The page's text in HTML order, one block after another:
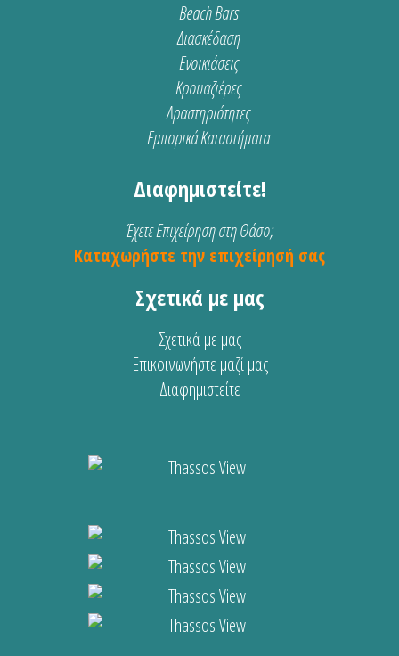
Beach Bars
Διασκέδαση
Ενοικιάσεις
Κρουαζιέρες
Δραστηριότητες
Εμπορικά Καταστήματα
Διαφημιστείτε!
Έχετε Επιχείρηση στη Θάσο;
Καταχωρήστε την επιχείρησή σας
Σχετικά με μας
Σχετικά με μας
Επικοινωνήστε μαζί μας
Διαφημιστείτε